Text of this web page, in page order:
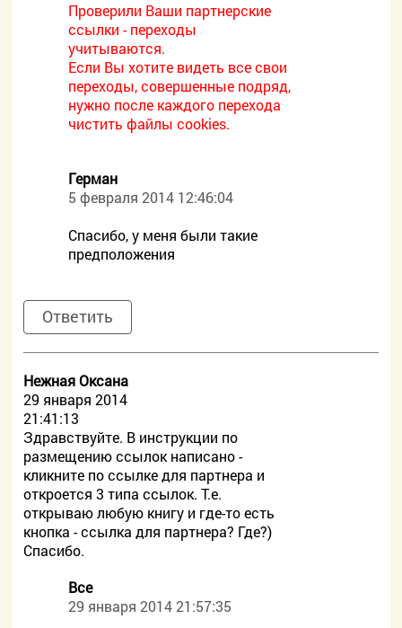
Проверили Ваши партнерские
ссылки - переходы
учитываются.
Если Вы хотите видеть все свои
переходы, совершенные подряд,
нужно после каждого перехода
чистить файлы cookies.
Герман
5 февраля 2014 12:46:04
Спасибо, у меня были такие
предположения
Ответить
Нежная Оксана
29 января 2014
21:41:13
Здравствуйте. В инструкции по
размещению ссылок написано -
кликните по ссылке для партнера и
откроется 3 типа ссылок. Т.е.
открываю любую книгу и где-то есть
кнопка - ссылка для партнера? Где?)
Спасибо.
Все
29 января 2014 21:57:35